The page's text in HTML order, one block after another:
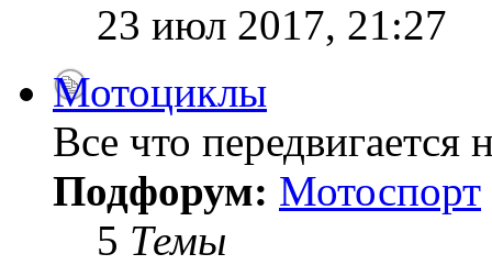
23 июл 2017, 21:27
Мотоциклы
Все что передвигается
Подфорум: Мотоспорт
5 Темы